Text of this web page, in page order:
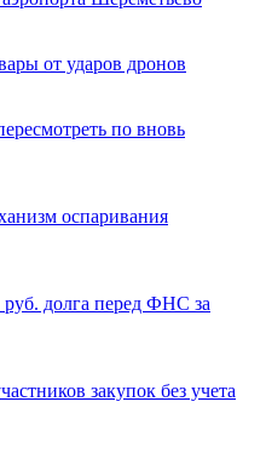
от ударов дронов
по вновь
оспаривания
руб. долга перед ФНС за
закупок без учета